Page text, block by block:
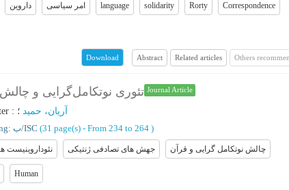
داروین امر سیاسی language solidarity Rorty Correspondence
Download Abstract Related articles Others
تئوری نوتکامل‌گرایی و Journal Article
: آریان، حمید ؛
Ranking: ب/ISC (‎31 page(s) - From 234 to 264 )
نئوداروینیست جهش های تصادفی ژنتیکی چالش نوتکامل گرایی و قرآن
Human